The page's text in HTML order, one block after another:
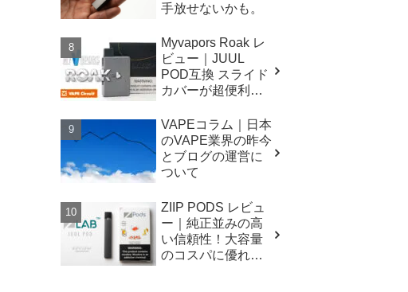
手放せないかも。
Myvapors Roak レ
ビュー｜JUUL
POD互換 スライド
カバーが超便利な
ー！
VAPEコラム｜日本
のVAPE業界の昨今
とブログの運営に
ついて
ZIIP PODS レビュ
ー｜純正並みの高
い信頼性！大容量
のコスパに優れた